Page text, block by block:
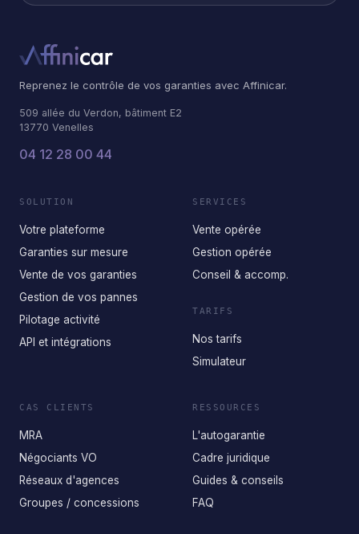
Reprenez le contrôle de vos garanties avec Affinicar.
509 allée du Verdon, bâtiment E2
13770 Venelles
04 12 28 00 44
SOLUTION
Votre plateforme
Garanties sur mesure
Vente de vos garanties
Gestion de vos pannes
Pilotage activité
API et intégrations
SERVICES
Vente opérée
Gestion opérée
Conseil & accomp.
TARIFS
Nos tarifs
Simulateur
CAS CLIENTS
MRA
Négociants VO
Réseaux d'agences
Groupes / concessions
RESSOURCES
L'autogarantie
Cadre juridique
Guides & conseils
FAQ